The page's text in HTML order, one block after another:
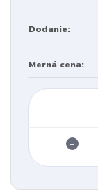
Dodanie:
Merná cena: